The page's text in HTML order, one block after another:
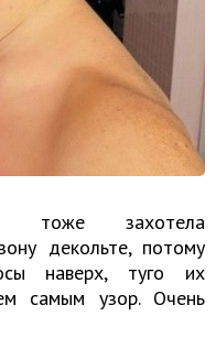
тоже захотела
декольте, потому
наверх, туго их
самым узор. Очень